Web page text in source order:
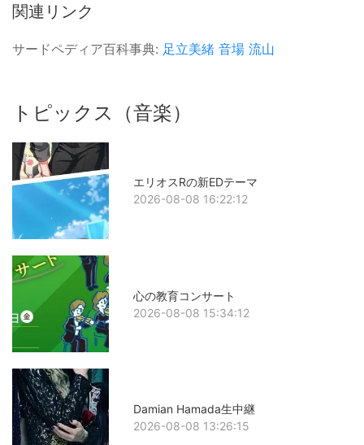
関連リンク
サードペディア百科事典: 足立美緒 音場 流山
トピックス（音楽）
エリオスRの新EDテーマ
2026-08-08 16:22:12
心の教育コンサート
2026-08-08 15:34:12
Damian Hamada生中継
2026-08-08 13:26:15